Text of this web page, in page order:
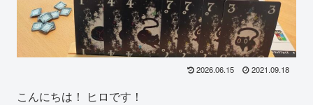
2026.06.15 2021.09.18
こんにちは！ ヒロです！